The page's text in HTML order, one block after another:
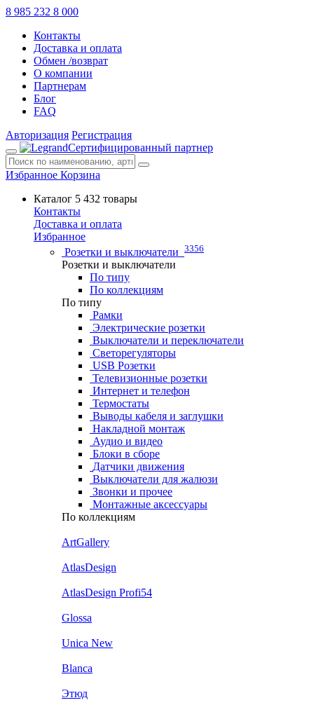
8 985 232 8 000
Контакты
Доставка и оплата
Обмен /возврат
О компании
Партнерам
Блог
FAQ
Авторизация Регистрация
Сертифицированный партнер
Избранное Корзина
Каталог 5 432 товары
Контакты
Доставка и оплата
Избранное
Розетки и выключатели 3356
Розетки и выключатели
По типу
По коллекциям
По типу
Рамки
Электрические розетки
Выключатели и переключатели
Светорегуляторы
USB Розетки
Телевизионные розетки
Интернет и телефон
Термостаты
Выводы кабеля и заглушки
Накладной монтаж
Аудио и видео
Блоки в сборе
Датчики движения
Выключатели для жалюзи
Звонки и прочее
Монтажные аксессуары
По коллекциям
ArtGallery
AtlasDesign
AtlasDesign Profi54
Glossa
Unica New
Blanca
Этюд